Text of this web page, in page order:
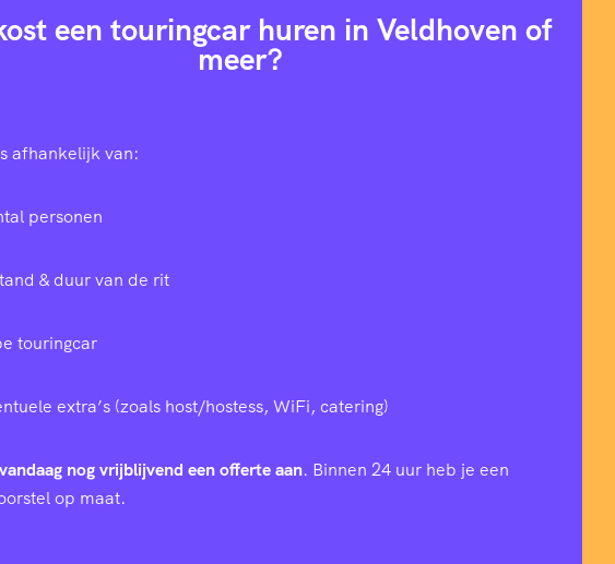
een touringcar huren in Veldhoven of
meer?
afhankelijk van:
personen
& duur van de rit
touringcar
extra’s (zoals host/hostess, WiFi, catering)
nog vrijblijvend een offerte aan. Binnen 24 uur heb je een
op maat.